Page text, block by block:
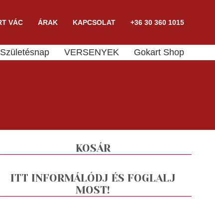
VÁC ÁRAK KAPCSOLAT +36 30 360 1015
Születésnap VERSENYEK Gokart Shop
KOSÁR
ITT INFORMÁLÓDJ ÉS FOGLALJ
MOST!